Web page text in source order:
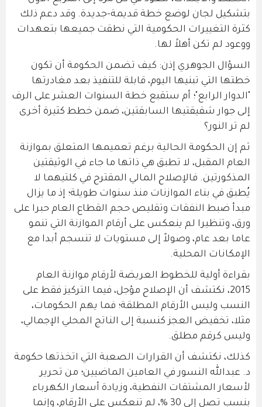
بتشكيل لجان لوضع خطة قديمة-جديدة. وقد دعم ذلك
كثرة التغييرات الحكومية التي نطقت جميعها بتعهدات
ووعود لم تكن أهلاً لها.
السؤال الجوهري إذن: كيف تضمن الحكومة أن تكون
خطتها التي تبنيها اليوم، قابلة للتنفيذ بعد مغادرتها
"الدوار الرابع"؛ أم ستقبع خطة السنوات العشر على الرف
إلى جوار شقيقتيها السابقتين، ضمن خطط كثيرة أخرى
لم تر النور؟
ثم إن الحكومة الحالية برغم تعميمها المتعلق بموازنة
العام المقبل، لا تطبق هي ذاتها ما جاء في الوثيقتين
المذكورتين. فالإصلاح المالي المقترح في كلتيهما لا
يُطبق في بناء الموازنات منذ سنوات طويلة؛ إذ ما يزال
مبدأ ضبط النفقات وتقليص حجم القطاع العام حبرا على
ورق، وتنظيرا لم ينعكس على أرقام الموازنة التي تنمو
عاما بعد عام، وصولاً إلى مستويات لا تنسجم أبدا مع
الإمكانات المحلية.
بقراءة أولية للخطوط العريضة لأرقام موازنة العام
2015، نكتشف أن الإصلاح مؤجل، فيما التركيز فقط على
النسب وليس الأرقام المطلقة؛ فما يهم الحكومات،
مثلا، تخفيض العجز كنسبة إلى الناتج المحلي الإجمالي،
وليس كرقم مطلق.
كذلك، نكتشف أن القرارات الصعبة التي اتخذتها حكومة
د. عبدالله النسور في العامين الماضيين؛ من تحرير
لأسعار المشتقات النفطية، وزيادة أسعار الكهرباء
بنسب تصل إلى 30 %، لم تنعكس على الأرقام، وإنما